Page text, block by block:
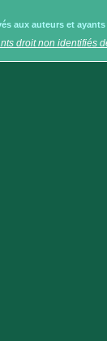
aux auteurs et
droit non identifiés